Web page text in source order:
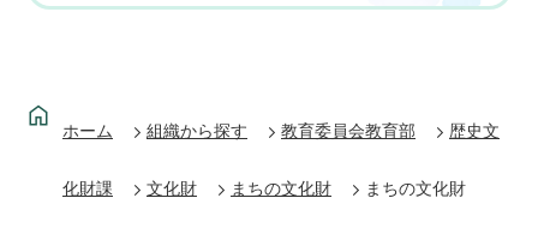
ホーム 組織から探す 教育委員会教育部 歴史文
化財課 文化財 まちの文化財 まちの文化財